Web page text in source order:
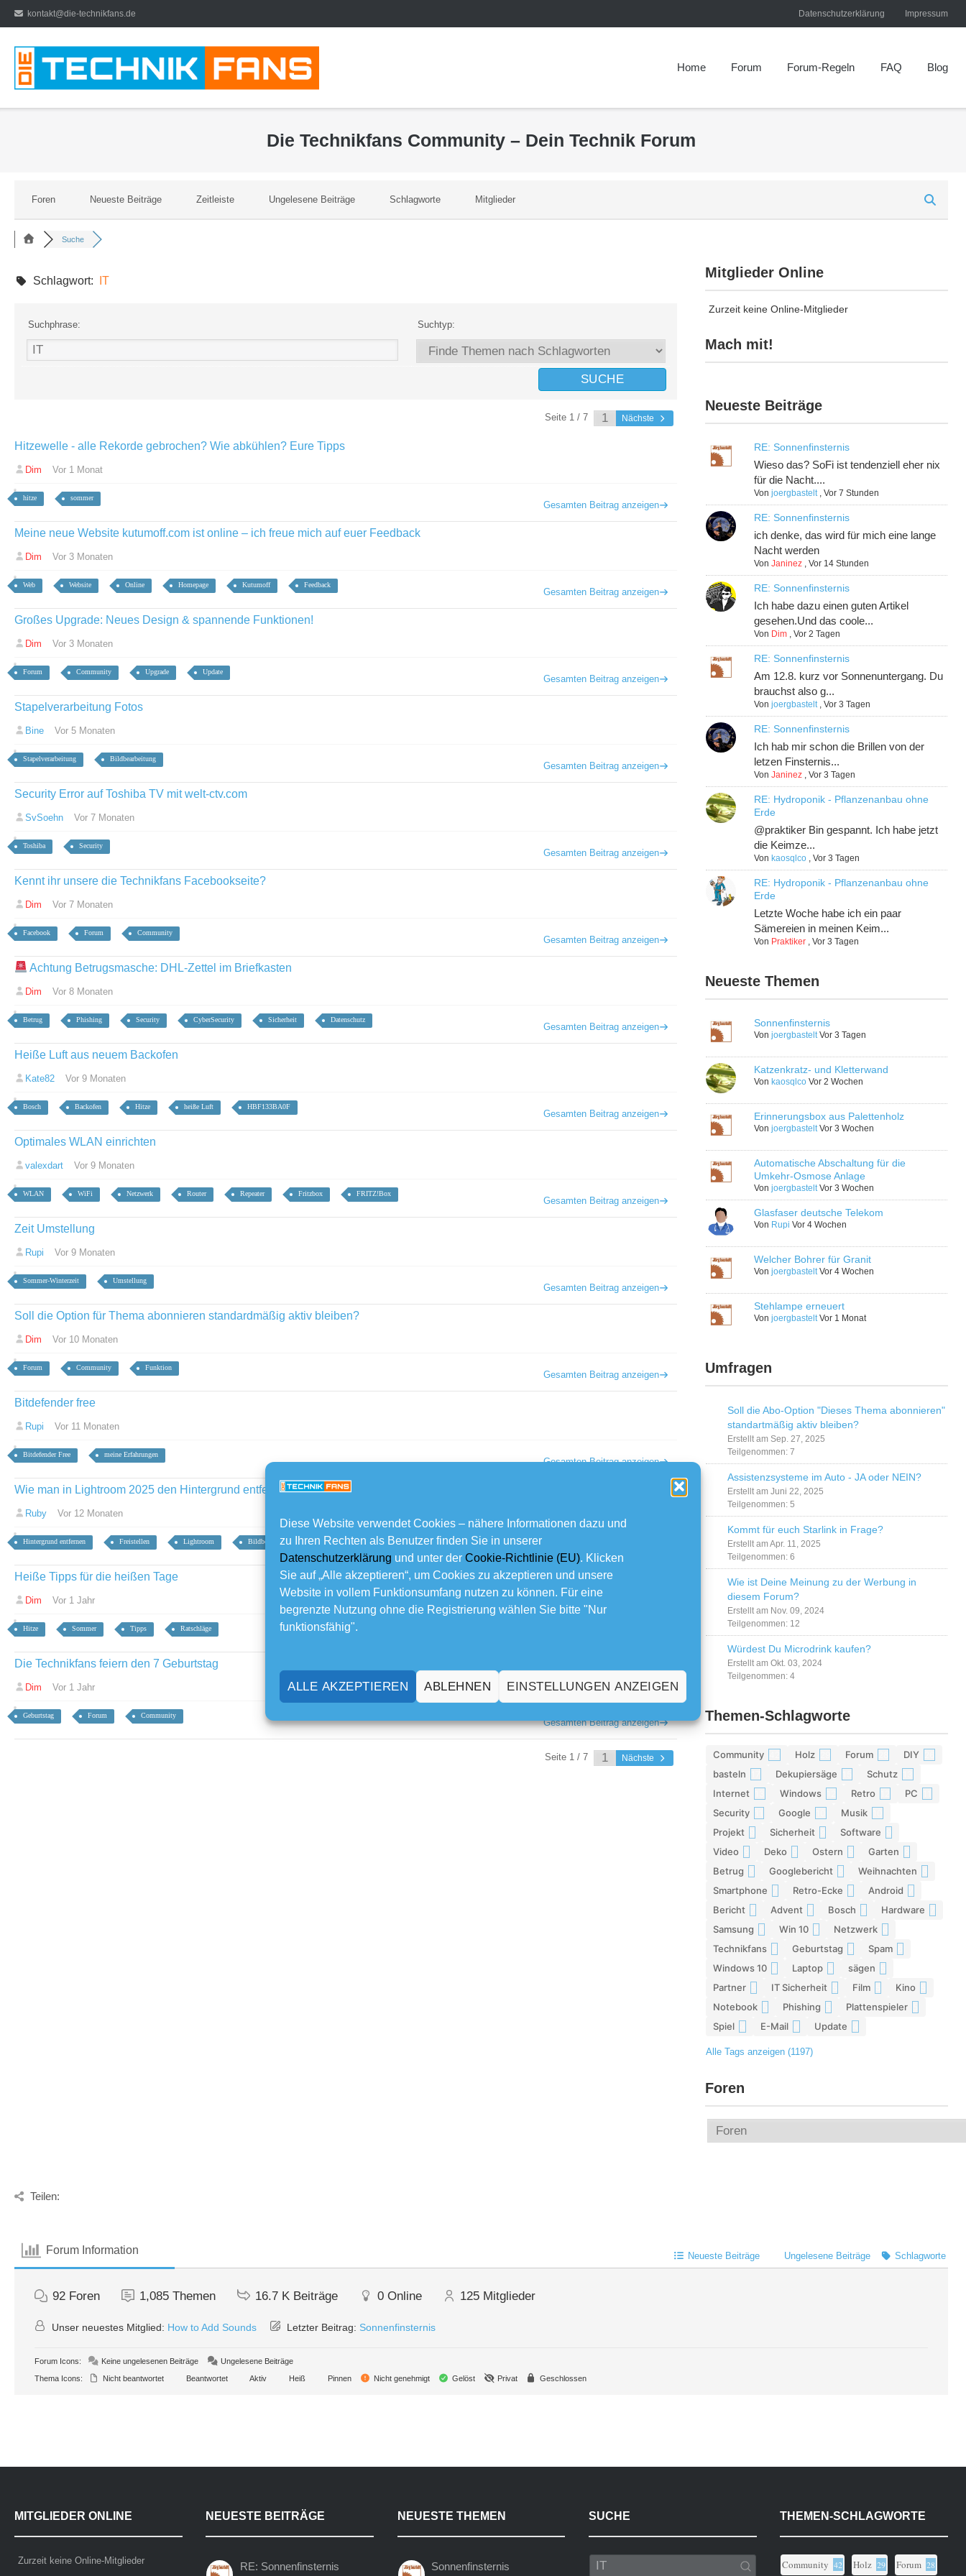
Diese Website verwendet Cookies – nähere Informationen dazu und
zu Ihren Rechten als Benutzer finden Sie in unserer
Datenschutzerklärung und unter der Cookie-Richtlinie (EU). Klicken
Sie auf „Alle akzeptieren“, um Cookies zu akzeptieren und unsere
Website in vollem Funktionsumfang nutzen zu können. Für eine
begrenzte Nutzung ohne die Registrierung wählen Sie bitte "Nur
funktionsfähig".
ALLE AKZEPTIEREN ABLEHNEN EINSTELLUNGEN ANZEIGEN
Direkt
zum
Inhalt
kontakt@die-technikfans.de Datenschutzerklärung Impressum
Home Forum Forum-Regeln FAQ Blog
Die Technikfans Community – Dein Technik Forum
Foren Neueste Beiträge Zeitleiste Ungelesene Beiträge Schlagworte Mitglieder
Suche
Schlagwort: IT
Suchphrase: Suchtyp:
Seite 1 / 7 Nächste
Hitzewelle - alle Rekorde gebrochen? Wie abkühlen? Eure Tipps
Dim Vor 1 Monat
hitze sommer
Gesamten Beitrag anzeigen
Meine neue Website kutumoff.com ist online – ich freue mich auf euer Feedback
Dim Vor 3 Monaten
Web Website Online Homepage Kutumoff Feedback
Gesamten Beitrag anzeigen
Großes Upgrade: Neues Design & spannende Funktionen!
Dim Vor 3 Monaten
Forum Community Upgrade Update
Gesamten Beitrag anzeigen
Stapelverarbeitung Fotos
Bine Vor 5 Monaten
Stapelverarbeitung Bildbearbeitung
Gesamten Beitrag anzeigen
Security Error auf Toshiba TV mit welt-ctv.com
SvSoehn Vor 7 Monaten
Toshiba Security
Gesamten Beitrag anzeigen
Kennt ihr unsere die Technikfans Facebookseite?
Dim Vor 7 Monaten
Facebook Forum Community
Gesamten Beitrag anzeigen
Achtung Betrugsmasche: DHL-Zettel im Briefkasten
Dim Vor 8 Monaten
Betrug Phishing Security CyberSecurity Sicherheit Datenschutz
Gesamten Beitrag anzeigen
Heiße Luft aus neuem Backofen
Kate82 Vor 9 Monaten
Bosch Backofen Hitze heiße Luft HBF133BA0F
Gesamten Beitrag anzeigen
Optimales WLAN einrichten
valexdart Vor 9 Monaten
WLAN WiFi Netzwerk Router Repeater Fritzbox FRITZ!Box
Gesamten Beitrag anzeigen
Zeit Umstellung
Rupi Vor 9 Monaten
Sommer-Winterzeit Umstellung
Gesamten Beitrag anzeigen
Soll die Option für Thema abonnieren standardmäßig aktiv bleiben?
Dim Vor 10 Monaten
Forum Community Funktion
Gesamten Beitrag anzeigen
Bitdefender free
Rupi Vor 11 Monaten
Bitdefender Free meine Erfahrungen
Gesamten Beitrag anzeigen
Wie man in Lightroom 2025 den Hintergrund entfernt？
Ruby Vor 12 Monaten
Hintergrund entfernen Freistellen Lightroom Bildbearbeitung Fotobearbeitung Foto
Heiße Tipps für die heißen Tage
Dim Vor 1 Jahr
Hitze Sommer Tipps Ratschläge
Die Technikfans feiern den 7 Geburtstag
Dim Vor 1 Jahr
Geburtstag Forum Community
Gesamten Beitrag anzeigen
Seite 1 / 7 Nächste
Mitglieder Online
Zurzeit keine Online-Mitglieder
Mach mit!
Neueste Beiträge
RE: Sonnenfinsternis
Wieso das? SoFi ist tendenziell eher nix
für die Nacht....
Vonjoergbastelt ,Vor 7 Stunden
RE: Sonnenfinsternis
ich denke, das wird für mich eine lange
Nacht werden
VonJaninez ,Vor 14 Stunden
RE: Sonnenfinsternis
Ich habe dazu einen guten Artikel
gesehen.Und das coole...
Von Dim ,Vor 2 Tagen
RE: Sonnenfinsternis
Am 12.8. kurz vor Sonnenuntergang. Du
brauchst also g...
Vonjoergbastelt ,Vor 3 Tagen
RE: Sonnenfinsternis
Ich hab mir schon die Brillen von der
letzen Finsternis...
VonJaninez ,Vor 3 Tagen
RE: Hydroponik - Pflanzenanbau ohne
Erde
@praktiker Bin gespannt. Ich habe jetzt
die Keimze...
Vonkaosqlco ,Vor 3 Tagen
RE: Hydroponik - Pflanzenanbau ohne
Erde
Letzte Woche habe ich ein paar
Sämereien in meinen Keim...
Von Praktiker ,Vor 3 Tagen
Neueste Themen
Sonnenfinsternis
Vonjoergbastelt Vor 3 Tagen
Katzenkratz- und Kletterwand
Vonkaosqlco Vor 2 Wochen
Erinnerungsbox aus Palettenholz
Vonjoergbastelt Vor 3 Wochen
Automatische Abschaltung für die
Umkehr-Osmose Anlage
Vonjoergbastelt Vor 3 Wochen
Glasfaser deutsche Telekom
Von Rupi Vor 4 Wochen
Welcher Bohrer für Granit
Vonjoergbastelt Vor 4 Wochen
Stehlampe erneuert
Vonjoergbastelt Vor 1 Monat
Umfragen
Soll die Abo-Option "Dieses Thema abonnieren"
standartmäßig aktiv bleiben?
Erstellt am Sep. 27, 2025
Teilgenommen: 7
Assistenzsysteme im Auto - JA oder NEIN?
Erstellt am Juni 22, 2025
Teilgenommen: 5
Kommt für euch Starlink in Frage?
Erstellt am Apr. 11, 2025
Teilgenommen: 6
Wie ist Deine Meinung zu der Werbung in
diesem Forum?
Erstellt am Nov. 09, 2024
Teilgenommen: 12
Würdest Du Microdrink kaufen?
Erstellt am Okt. 03, 2024
Teilgenommen: 4
Themen-Schlagworte
Community Holz Forum DIY
basteln Dekupiersäge Schutz
Internet Windows Retro PC
Security Google Musik
Projekt Sicherheit Software
Video Deko Ostern Garten
Betrug Googlebericht Weihnachten
Smartphone Retro-Ecke Android
Bericht Advent Bosch Hardware
Samsung Win 10 Netzwerk
Technikfans Geburtstag Spam
Windows 10 Laptop sägen
Partner IT Sicherheit Film Kino
Notebook Phishing Plattenspieler
Spiel E-Mail Update
Alle Tags anzeigen (1197)
Foren
Teilen:
Forum Information Neueste Beiträge Ungelesene Beiträge Schlagworte
92 Foren 1,085 Themen 16.7 K Beiträge 0 Online 125 Mitglieder
Unser neuestes Mitglied: How to Add Sounds Letzter Beitrag: Sonnenfinsternis
Forum Icons: Keine ungelesenen Beiträge
Ungelesene Beiträge
Thema Icons:
Nicht beantwortet Beantwortet Aktiv Heiß Pinnen Nicht genehmigt Gelöst Privat Geschlossen
MITGLIEDER ONLINE
Zurzeit keine Online-Mitglieder
NEUESTE BEITRÄGE
RE: Sonnenfinsternis
NEUESTE THEMEN
Sonnenfinsternis
SUCHE THEMEN-SCHLAGWORTE
Community 42 Holz 29 Forum 28